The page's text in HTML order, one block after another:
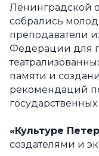
Ленинградской
собрались
преподаватели
Федерации для
памяти и
рекомендаций
«Культуре
создателями и